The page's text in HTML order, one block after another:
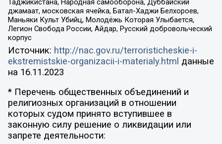
Таджикистана, Народная самооборона, Дуббайский
джамаат, московская ячейка, Батал-Хаджи Белхороев,
Маньяки Культ Убийц, Молодёжь Которая Улыбается,
Легион Свобода России, Айдар, Русский добровольческий
корпус
Источник: http://nac.gov.ru/terroristicheskie-i-
ekstremistskie-organizacii-i-materialy.html данные
на 16.11.2023
* Перечень общественных объединений и
религиозных организаций в отношении
которых судом принято вступившее в
законную силу решение о ликвидации или
запрете деятельности: